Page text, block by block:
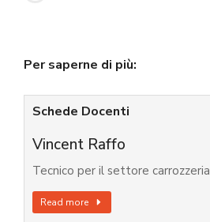
Per saperne di più:
Schede Docenti
Vincent Raffo
Tecnico per il settore carrozzeria
Read more